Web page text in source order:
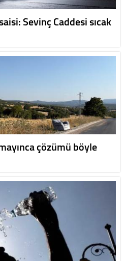
Sevinç Caddesi sıcak
çözümü böyle